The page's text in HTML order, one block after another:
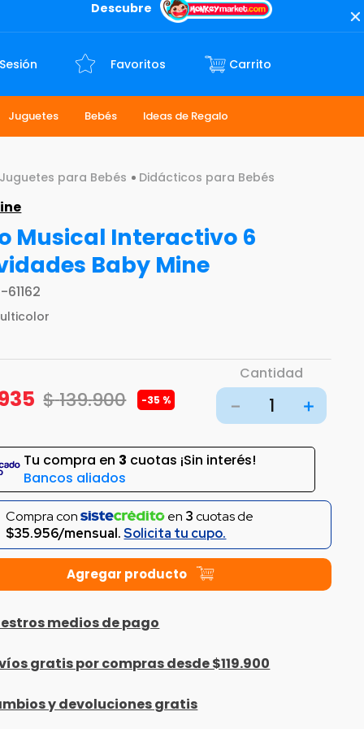
Descubre
Favoritos
Juguetes Bebés Ideas de Regalo
Juguetes para Bebés Didácticos para Bebés
Musical Interactivo 6
Baby Mine
61162
$139.900 -35 %
Cantidad
＋
－
Tu compra en 3 cuotas ¡Sin interés!
Bancos aliados
Compra con en 3cuotas de
$35.956/mensual.Solicita tu cupo.
medios de pago
gratis por compras desde $119.900
y devoluciones gratis